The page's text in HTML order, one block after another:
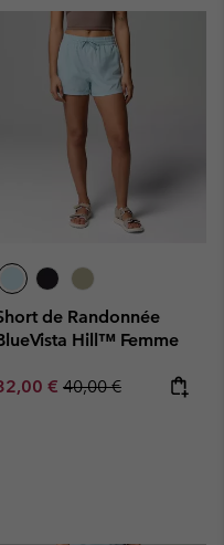
de Randonnée
Hill™ Femme
price:
€ Regular price:
40,00 €